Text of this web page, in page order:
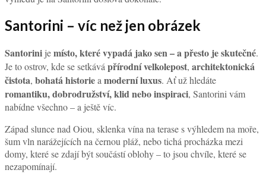
Santorini – víc než jen obrázek
Santorini jemísto, které vypadá jako sen – a přesto je skutečné.
Je to ostrov, kde se setkává přírodní velkolepost, architektonická
čistota, bohatá historiea moderní luxus. Ať už hledáte
romantiku, dobrodružství, klid nebo inspiraci, Santorini vám
nabídne všechno – a ještě víc.
Západ slunce nad Oiou, sklenka vína na terase s výhledem na moře,
šum vln narážejících na černou pláž, nebo tichá procházka mezi
domy, které se zdají být součástí oblohy – to jsou chvíle, které se
nezapomínají.